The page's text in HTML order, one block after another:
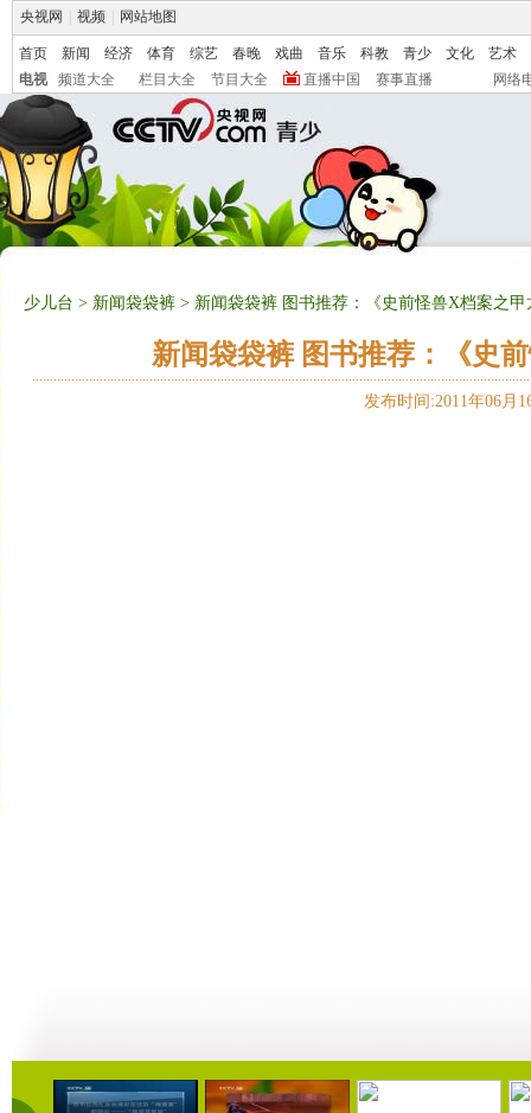
央视网 视频 网站地图
首页 新闻 经济 体育 综艺 春晚 戏曲 音乐 科教 青少 文化
艺术
电视
频道大全 栏目大全 节目大全 直播中国 赛事直播 网络
少儿台 > 新闻袋袋裤 > 新闻袋袋裤 图书推荐：《史前怪兽X档案之甲
新闻袋袋裤 图书推荐：《史
发布时间:2011年06月
01:24 01:26 01:21